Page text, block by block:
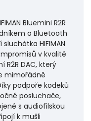
Bluemini R2R
a Bluetooth
HIFIMAN
v kvalitě
R2R DAC, který
mimořádně
podpoře kodeků
posluchače,
s audiofilskou
k mušli